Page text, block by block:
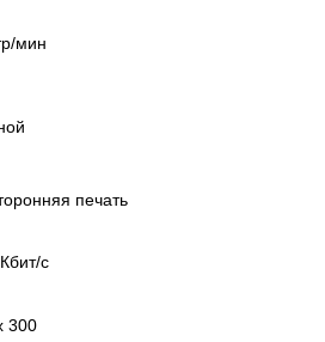
мин
печать
с
300